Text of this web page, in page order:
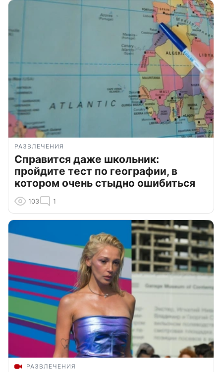
РАЗВЛЕЧЕНИЯ
Справится даже школьник:
пройдите тест по географии, в
котором очень стыдно ошибиться
103 1
РАЗВЛЕЧЕНИЯ